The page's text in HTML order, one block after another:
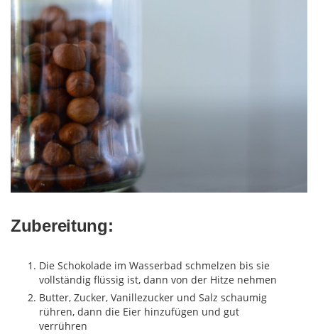
Zubereitung:
Die Schokolade im Wasserbad schmelzen bis sie
vollständig flüssig ist, dann von der Hitze nehmen
Butter, Zucker, Vanillezucker und Salz schaumig
rühren, dann die Eier hinzufügen und gut
verrühren